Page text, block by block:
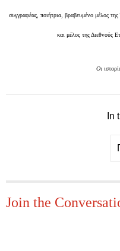
συγγραφέας, ποιήτρια, βραβευμένο μέλος
και μέλος της Διεθνoύς
Οι
In
Join the